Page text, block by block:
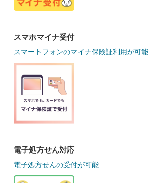
スマホマイナ受付
スマートフォンのマイナ保険証利用が可能
電子処方せん対応
電子処方せんの受付が可能